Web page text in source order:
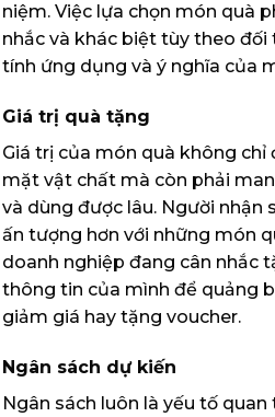
niệm. Việc lựa chọn món quà
nhắc và khác biệt tùy theo
tính ứng dụng và ý nghĩa của
Giá trị quà tặng
Giá trị của món quà không chỉ
mặt vật chất mà còn phải
và dùng được lâu. Người nhận
ấn tượng hơn với những món
doanh nghiệp đang cân nhắc
thông tin của mình để quảng
giảm giá hay tặng voucher.
Ngân sách dự kiến
Ngân sách luôn là yếu tố